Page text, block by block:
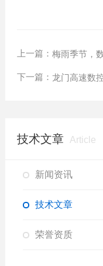
上一篇： 梅雨季节，
下一篇： 龙门高速数
技术文章 Article
新闻资讯
技术文章
荣誉资质